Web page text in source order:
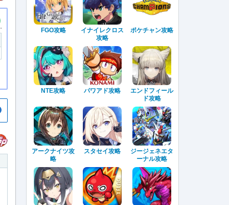
FGO攻略
イナイレクロス
攻略
ポケチャン攻略
NTE攻略 パワアド攻略
エンドフィール
ド攻略
アークナイツ攻
略
スタセイ攻略
ジージェネエタ
ーナル攻略